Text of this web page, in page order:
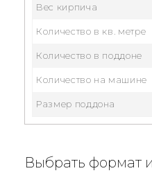
Вес кирпича
Количество в кв. метре
Количество в поддоне
Количество на машине
Размер поддона
Выбрать формат